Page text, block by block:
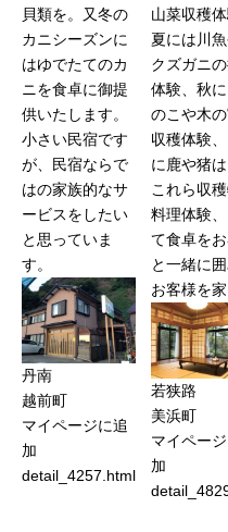
貝類を。又冬の
カニシーズンに
はゆでたてのカ
ニを食卓に御提
供いたします。
小さい民宿です
が、民宿ならで
はの家族的なサ
ービスをしたい
と思っていま
す。
丹南
越前町
マイページに追
加
detail_4257.html
山菜収穫
夏には川
クズガニ
体験、秋
のこや木
収穫体験
に鹿や猪
これら収
料理体験
て食卓を
と一緒に
お客様を
若狭路
美浜町
マイペー
加